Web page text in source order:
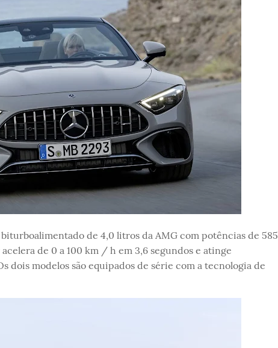
de 4,0 litros da AMG com potências de 585
de 0 a 100 km / h em 3,6 segundos e atinge
dois modelos são equipados de série com a tecnologia de